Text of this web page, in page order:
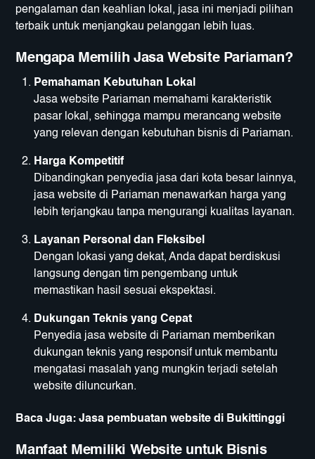
pengalaman dan keahlian lokal, jasa ini menjadi pilihan
terbaik untuk menjangkau pelanggan lebih luas.
Mengapa Memilih Jasa Website Pariaman?
Pemahaman Kebutuhan Lokal
Jasa website Pariaman memahami karakteristik
pasar lokal, sehingga mampu merancang website
yang relevan dengan kebutuhan bisnis di Pariaman.
Harga Kompetitif
Dibandingkan penyedia jasa dari kota besar lainnya,
jasa website di Pariaman menawarkan harga yang
lebih terjangkau tanpa mengurangi kualitas layanan.
Layanan Personal dan Fleksibel
Dengan lokasi yang dekat, Anda dapat berdiskusi
langsung dengan tim pengembang untuk
memastikan hasil sesuai ekspektasi.
Dukungan Teknis yang Cepat
Penyedia jasa website di Pariaman memberikan
dukungan teknis yang responsif untuk membantu
mengatasi masalah yang mungkin terjadi setelah
website diluncurkan.
Baca Juga:Jasa pembuatan website di Bukittinggi
Manfaat Memiliki Website untuk Bisnis